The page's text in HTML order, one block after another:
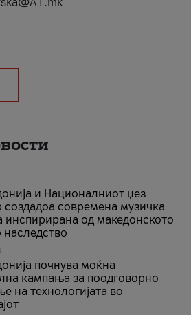
и Националниот џез
создадоа современа музичка
инспирирана од македонското
наследство
почнува моќна
кампања за поодговорно
на технологијата во